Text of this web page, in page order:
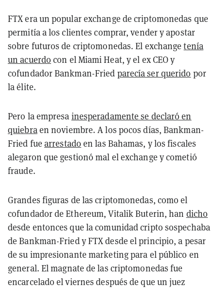
FTX era un popular exchange de criptomonedas que
permitía a los clientes comprar, vender y apostar
sobre futuros de criptomonedas. El exchangetenía
un acuerdo con el Miami Heat, y el ex CEO y
cofundador Bankman-Fried parecía ser querido por
la élite.
Pero la empresa inesperadamente se declaró en
quiebraen noviembre. A los pocos días, Bankman-
Fried fue arrestado en las Bahamas, y los fiscales
alegaron que gestionó mal el exchange y cometió
fraude.
Grandes figuras de las criptomonedas, como el
cofundador de Ethereum, Vitalik Buterin, han dicho
desde entonces que la comunidad cripto sospechaba
de Bankman-Fried y FTX desde el principio, a pesar
de su impresionante marketing para el público en
general. El magnate de las criptomonedas fue
encarcelado el viernes después de que un juez